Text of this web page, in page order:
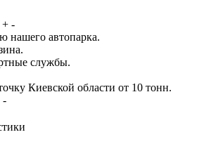
+ -
нашего автопарка.
службы.
Киевской области от 10 тонн.
-